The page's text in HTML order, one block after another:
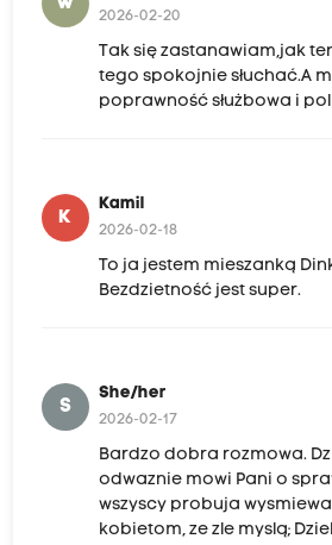
2026-02-20
Tak się zastanawiam,jak
tego spokojnie słuchać.A
poprawność służbowa i
K
Kamil
2026-02-18
To ja jestem mieszanką
Bezdzietność jest super.
S
She/her
2026-02-17
Bardzo dobra rozmowa.
odwaznie mowi Pani o
wszyscy probuja
kobietom, ze zle myslą;